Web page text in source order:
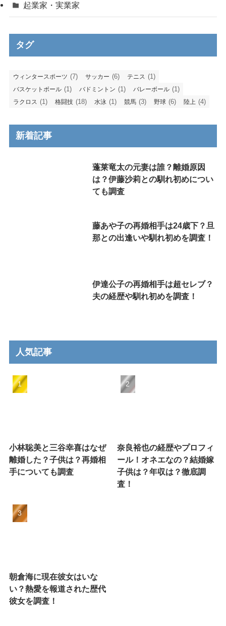
起業家・実業家
タグ
ウィンタースポーツ (7) サッカー (6) テニス (1)
バスケットボール (1) バドミントン (1) バレーボール (1)
ラクロス (1) 格闘技 (18) 水泳 (1) 競馬 (3) 野球 (6) 陸上 (4)
新着記事
蓬莱竜太の元妻は誰？離婚原因
は？伊藤沙莉との馴れ初めについ
ても調査
藤あや子の再婚相手は24歳下？旦
那との出逢いや馴れ初めを調査！
伊達公子の再婚相手は超セレブ？
夫の経歴や馴れ初めを調査！
人気記事
小林聡美と三谷幸喜はなぜ
離婚した？子供は？再婚相
手についても調査
奈良裕也の経歴やプロフィ
ール！オネエなの？結婚嫁
子供は？年収は？徹底調
査！
朝倉海に現在彼女はいな
い？熱愛を報道された歴代
彼女を調査！